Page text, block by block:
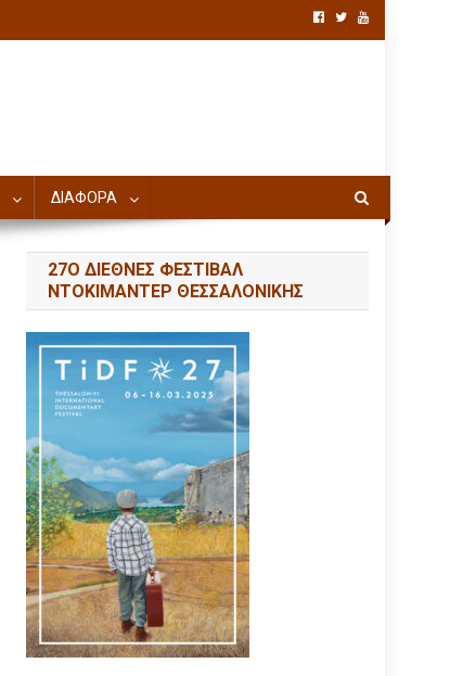
ΔΙΑΦΟΡΑ
27Ο ΔΙΕΘΝΕΣ ΦΕΣΤΙΒΑΛ
ΝΤΟΚΙΜΑΝΤΕΡ ΘΕΣΣΑΛΟΝΙΚΗΣ